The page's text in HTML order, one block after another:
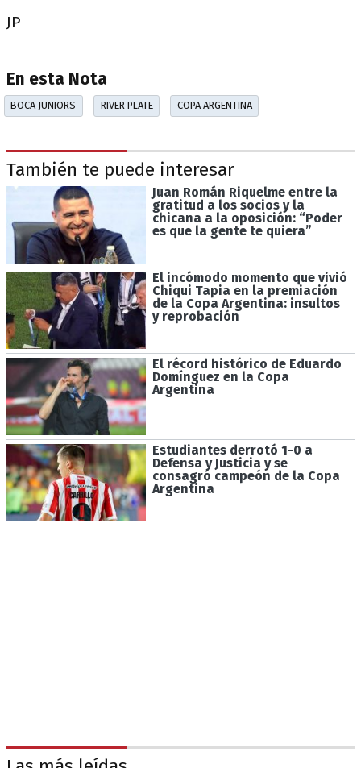
JP
En esta Nota
BOCA JUNIORS RIVER PLATE COPA ARGENTINA
También te puede interesar
Juan Román Riquelme entre la
gratitud a los socios y la
chicana a la oposición: “Poder
es que la gente te quiera”
El incómodo momento que vivió
Chiqui Tapia en la premiación
de la Copa Argentina: insultos
y reprobación
El récord histórico de Eduardo
Domínguez en la Copa
Argentina
Estudiantes derrotó 1-0 a
Defensa y Justicia y se
consagró campeón de la Copa
Argentina